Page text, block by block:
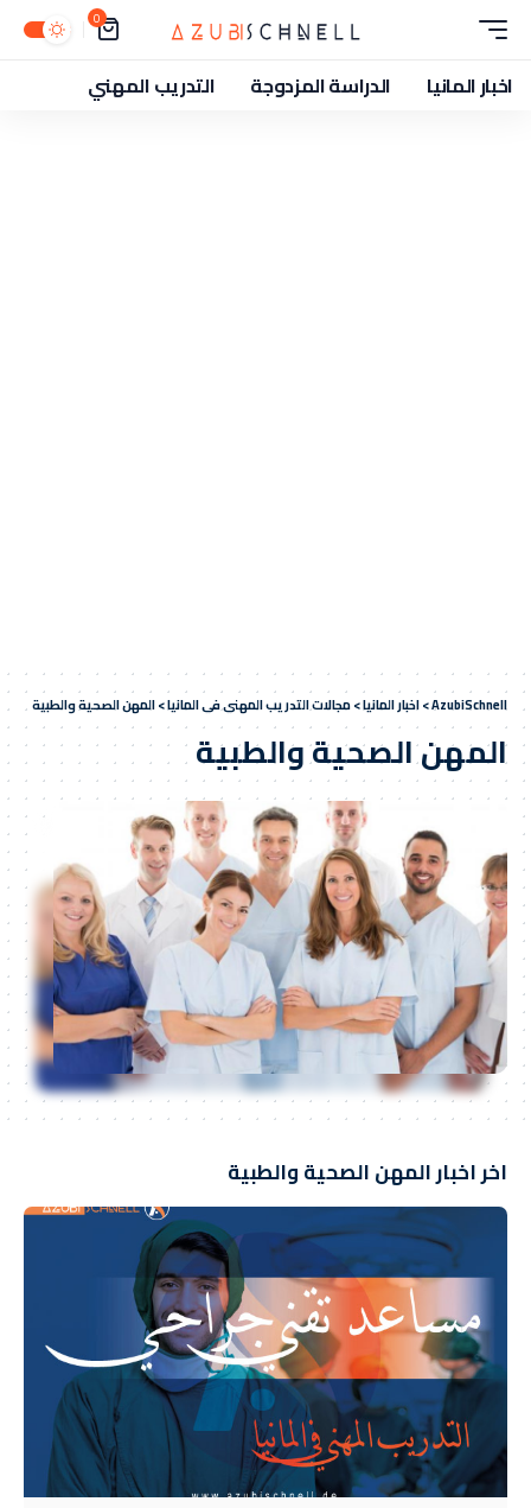
0
اخبار المانيا الدراسة المزدوجة التدريب المهني
AzubiSchnell
>اخبار المانيا>مجالات التدريب المهني في المانيا>المهن الصحية والطبية
المهن الصحية والطبية
اخر اخبار المهن الصحية والطبية